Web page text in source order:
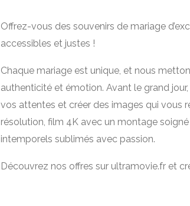
Offrez-vous des souvenirs de mariage
accessibles et justes !
Chaque mariage est unique, et nous
authenticité et émotion. Avant le grand
vos attentes et créer des images qui vous
résolution, film 4K avec un montage
intemporels sublimés avec passion.
Découvrez nos offres sur ultramovie.fr et